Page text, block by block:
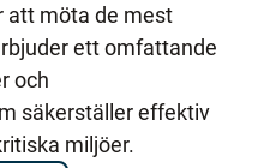
att möta de mest
ett omfattande
och
säkerställer effektiv
miljöer.